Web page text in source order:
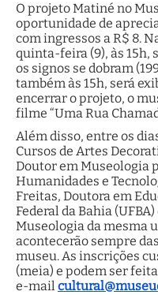
O projeto Matiné no
oportunidade de
com ingressos a R$ 8.
quinta-feira (9), às 15h,
os signos se dobram
também às 15h, será
encerrar o projeto, o
filme “Uma Rua
Além disso, entre os
Cursos de Artes
Doutor em Museologia
Humanidades e
Freitas, Doutora em
Federal da Bahia
Museologia da mesma
acontecerão sempre
museu. As inscrições
(meia) e podem ser
e-mail